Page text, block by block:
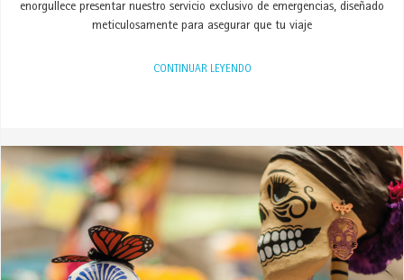
enorgullece presentar nuestro servicio exclusivo de emergencias, diseñado
meticulosamente para asegurar que tu viaje
CONTINUAR LEYENDO